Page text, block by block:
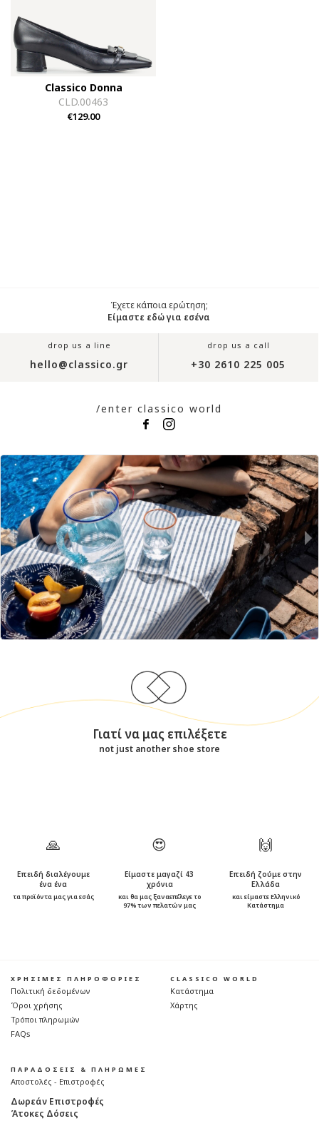
Classico Donna
CLD.00463
€129.00
Έχετε κάποια ερώτηση;
Είμαστε εδώ για εσένα
drop us a line
hello@classico.gr
drop us a call
+30 2610 225 005
/enter classico world
Γιατί να μας επιλέξετε
not just another shoe store
🙏
Επειδή διαλέγουμε
ένα ένα
τα προϊόντα μας για εσάς
😍
Είμαστε μαγαζί 43
χρόνια
και θα μας ξαναεπέλεγε το
97% των πελατών μας
🙌
Επειδή ζούμε στην
Ελλάδα
και είμαστε Ελληνικό
Κατάστημα
ΧΡΗΣΙΜΕΣ ΠΛΗΡΟΦΟΡΙΕΣ
Πολιτική δεδομένων
Όροι χρήσης
Τρόποι πληρωμών
FAQs
CLASSICO WORLD
Κατάστημα
Χάρτης
ΠΑΡΑΔΟΣΕΙΣ & ΠΛΗΡΩΜΕΣ
Αποστολές - Επιστροφές
Δωρεάν Επιστροφές
Άτοκες Δόσεις